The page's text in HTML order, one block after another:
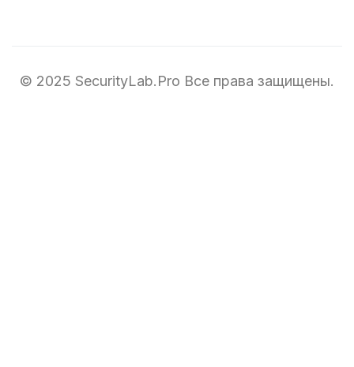
© 2025 SecurityLab.Pro Все права защищены.